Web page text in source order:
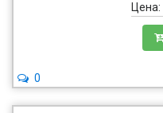
Цена:
0